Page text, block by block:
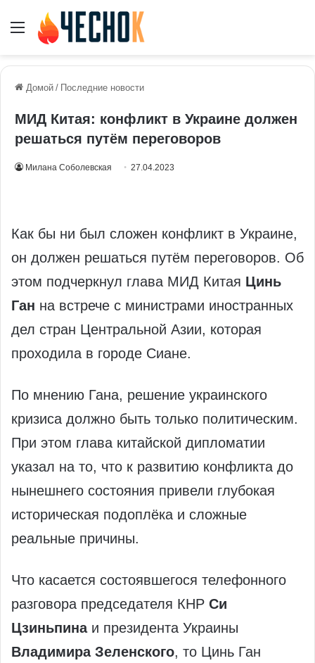
Меню
Домой / Последние новости
МИД Китая: конфликт в Украине должен
решаться путём переговоров
Милана Соболевская 27.04.2023
Как бы ни был сложен конфликт в Украине,
он должен решаться путём переговоров. Об
этом подчеркнул глава МИД Китая Цинь
Ган на встрече с министрами иностранных
дел стран Центральной Азии, которая
проходила в городе Сиане.
По мнению Гана, решение украинского
кризиса должно быть только политическим.
При этом глава китайской дипломатии
указал на то, что к развитию конфликта до
нынешнего состояния привели глубокая
историческая подоплёка и сложные
реальные причины.
Что касается состоявшегося телефонного
разговора председателя КНР Си
Цзиньпинаи президента Украины
Владимира Зеленского, то Цинь Ган